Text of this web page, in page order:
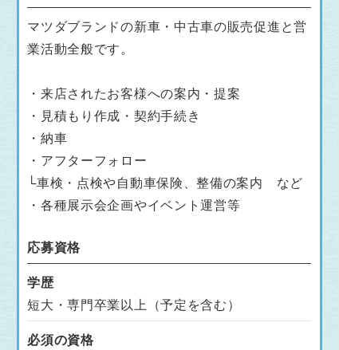
マツダブランドの新車・中古車の販売促進と営
業活動全般です。
・来店されたお客様への案内・提案
・見積もり作成・契約手続き
・納車
・アフターフォロー
└車検・点検や自動車保険、整備の案内 など
・各種展示会企画やイベント運営等
応募資格
学歴
短大・専門卒業以上（予定を含む）
必須の資格